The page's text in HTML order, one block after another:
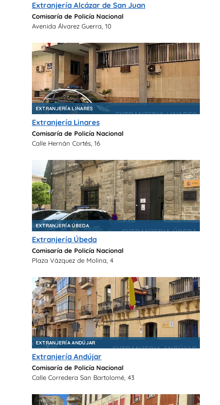
Extranjería Alcázar de San Juan
Comisaría de Policía Nacional
Avenida Álvarez Guerra, 10
EXTRANJERÍA LINARES
Extranjería Linares
Comisaría de Policía Nacional
Calle Hernán Cortés, 16
EXTRANJERÍA ÚBEDA
Extranjería Úbeda
Comisaría de Policía Nacional
Plaza Vázquez de Molina, 4
EXTRANJERÍA ANDÚJAR
Extranjería Andújar
Comisaría de Policía Nacional
Calle Corredera San Bartolomé, 43